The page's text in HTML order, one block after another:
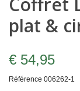
plat &
€ 54,95
Référence 006262-1